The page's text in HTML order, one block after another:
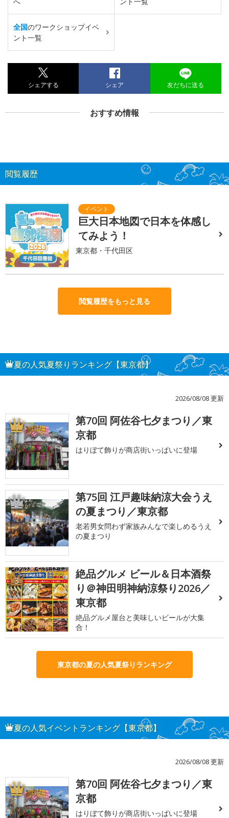
全国のワークショップイベ
ント一覧
シェアする シェア 友だちに送る
おすすめ情報
閲覧履歴
巨大日本地図で日本を体感し
てみよう！
東京都・千代田区
閲覧履歴をもっと見る
夏の人気夏祭りランキング【東京都】
2026/08/08 更新
1
第70回 阿佐谷七夕まつり／東
京都
はりぼて飾りが商店街いっぱいに登場
2
第75回 江戸趣味納涼大会うえ
の夏まつり／東京都
老若男女問わず家族みんなで楽しめるうえ
の夏まつり
3
絶品グルメ ビール＆日本酒祭
り＠神田明神納涼祭り2026／
東京都
絶品グルメ屋台と美味しいビールが大集
合！
東京都の夏の人気夏祭りランキング
夏の人気イベントランキング【東京都】
2026/08/08 更新
1
第70回 阿佐谷七夕まつり／東
京都
はりぼて飾りが商店街いっぱいに登場